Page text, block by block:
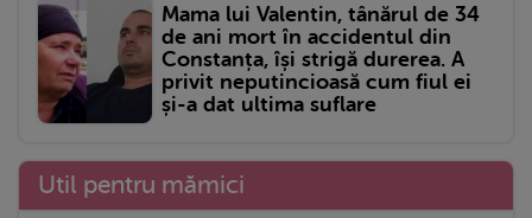
Mama lui Valentin, tânărul de 34
de ani mort în accidentul din
Constanța, își strigă durerea. A
privit neputincioasă cum fiul ei
și-a dat ultima suflare
Util pentru mămici